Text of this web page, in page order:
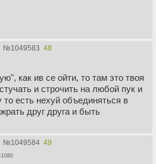
№1049583 48
как ив се ойти, то там это твоя
и строчить на любой пук и
то есть нехуй объединяться в
друг друга и быть
№1049584 49